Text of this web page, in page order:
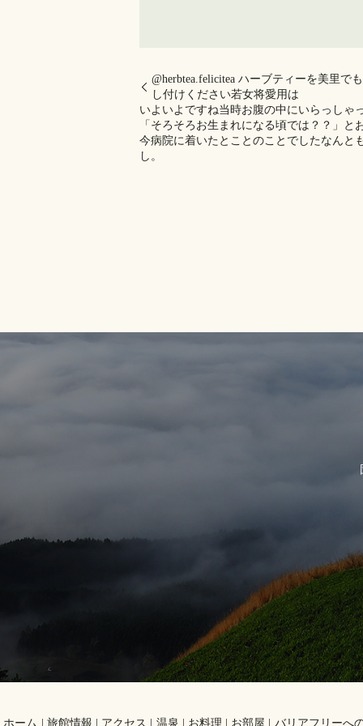
@herbtea.felicitea ハーブティーを美里で
し付けください若女将愛用は
いよいよですね️当時お腹の中にいらっしゃ
「そろそろお生まれになる頃では？？」
今病院に着いたとことのことでしたなんと
し。
ホーム 旅館情報 アクセス 温泉 お料理 お部屋 バリアフリーへ